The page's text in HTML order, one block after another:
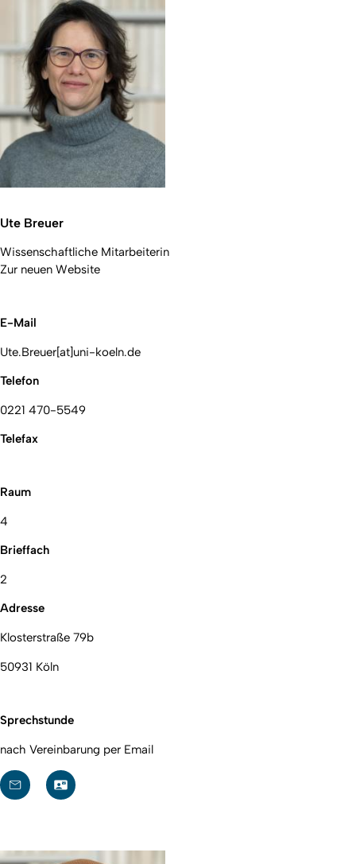
Ute Breuer
Wissenschaftliche Mitarbeiterin
Zur neuen Website
E-Mail
Ute.Breuer[at]uni-koeln.de
Telefon
0221 470-5549
Telefax
Raum
4
Brieffach
2
Adresse
Klosterstraße 79b
50931 Köln
Sprechstunde
nach Vereinbarung per Email